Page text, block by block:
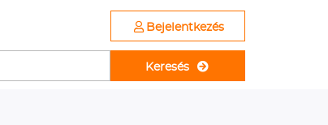
Bejelentkezés
Keresés